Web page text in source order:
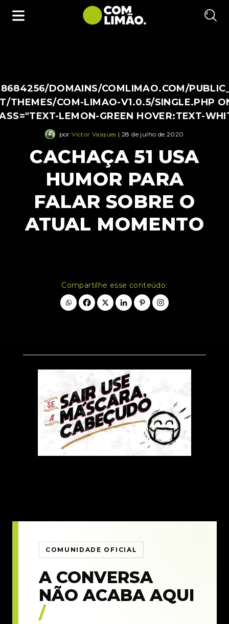
DOMAINS/COMLIMAO.COM/
THEMES/COM-LIMAO-V1.0.5/SINGLE.PHP
LEMON-GREEN HOVER:TEXT-
porVictor Vasques | 28 de julho de 2020
CACHAÇA 51 USA
HUMOR PARA
FALAR SOBRE O
ATUAL MOMENTO
Compartilhe esse conteúdo:
COMUNIDADE OFICIAL
A CONVERSA
NÃO ACABA AQUI
/